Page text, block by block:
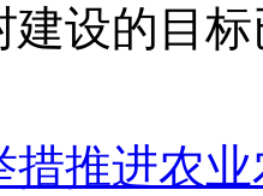
建设的目
措推进农